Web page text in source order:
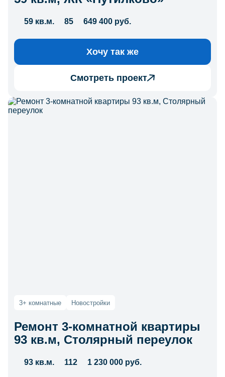
59 кв.м. 85 649 400 руб.
Хочу так же
Смотреть проект
3+ комнатные Новостройки
Ремонт 3-комнатной квартиры
93 кв.м, Столярный переулок
93 кв.м. 112 1 230 000 руб.